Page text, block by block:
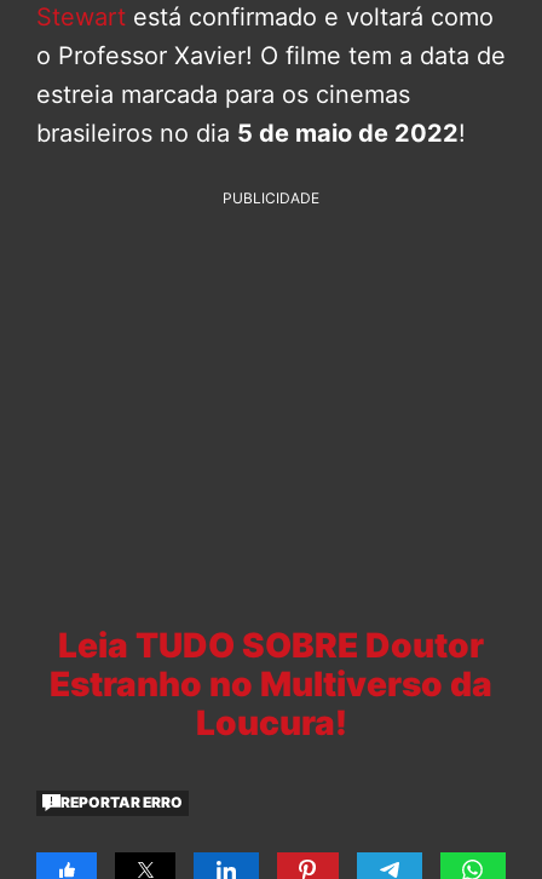
Stewart está confirmado e voltará como
o Professor Xavier! O filme tem a data de
estreia marcada para os cinemas
brasileiros no dia 5 de maio de 2022!
PUBLICIDADE
Leia TUDO SOBRE Doutor
Estranho no Multiverso da
Loucura!
REPORTAR ERRO